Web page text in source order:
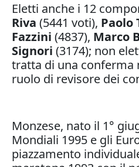
Eletti anche i 12
Riva (5441 voti), Paolo
Fazzini (4837), Marco
Signori (3174); non
tratta di una conferma
ruolo di revisore dei
Monzese, nato il 1°
Mondiali 1995 e gli
piazzamento